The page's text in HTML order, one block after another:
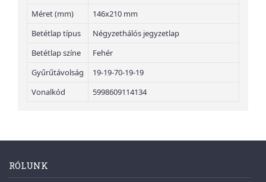
Méret (mm)
146x210 mm
Betétlap típus
Négyzethálós jegyzetlap
Betétlap színe
Fehér
Gyűrűtávolság
19-19-70-19-19
Vonalkód
5998609114134
RÓLUNK